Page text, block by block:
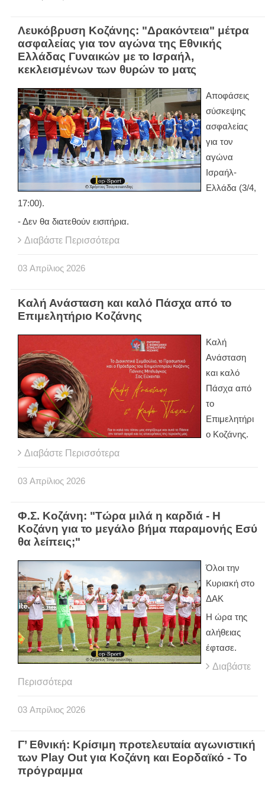
Λευκόβρυση Κοζάνης: "Δρακόντεια" μέτρα
ασφαλείας για τον αγώνα της Εθνικής
Ελλάδας Γυναικών με το Ισραήλ,
κεκλεισμένων των θυρών το ματς
Αποφάσεις
σύσκεψης
ασφαλείας
για τον
αγώνα
Ισραήλ-
Ελλάδα (3/4,
17:00).
- Δεν θα διατεθούν εισιτήρια.
Διαβάστε Περισσότερα
03 Απρίλιος 2026
Καλή Ανάσταση και καλό Πάσχα από το
Επιμελητήριο Κοζάνης
Καλή
Ανάσταση
και καλό
Πάσχα από
το
Επιμελητήρι
ο Κοζάνης.
Διαβάστε Περισσότερα
03 Απρίλιος 2026
Φ.Σ. Κοζάνη: "Τώρα μιλά η καρδιά - Η
Κοζάνη για το μεγάλο βήμα παραμονής Εσύ
θα λείπεις;"
Όλοι την
Κυριακή στο
ΔΑΚ
Η ώρα της
αλήθειας
έφτασε.
Διαβάστε
Περισσότερα
03 Απρίλιος 2026
Γ’ Εθνική: Κρίσιμη προτελευταία αγωνιστική
των Play Out για Κοζάνη και Εορδαϊκό - Το
πρόγραμμα